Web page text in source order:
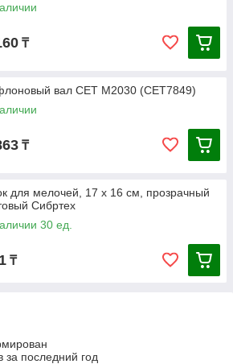
₸
вал CET M2030 (CET7849)
₸
для мелочей, 17 x 16 см, прозрачный
Сибртех
30 ед.
₸
за последний год